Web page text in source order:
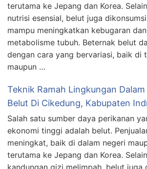
terutama ke Jepang dan Korea.
nutrisi esensial, belut juga
mampu meningkatkan kebugaran
metabolisme tubuh. Beternak belut
dengan cara yang bervariasi, baik di
maupun …
Teknik Ramah Lingkungan
Belut Di Cikedung, Kabupaten
Salah satu sumber daya perikanan
ekonomi tinggi adalah belut.
meningkat, baik di dalam negeri
terutama ke Jepang dan Korea.
kandungan gizi melimpah, belut juga